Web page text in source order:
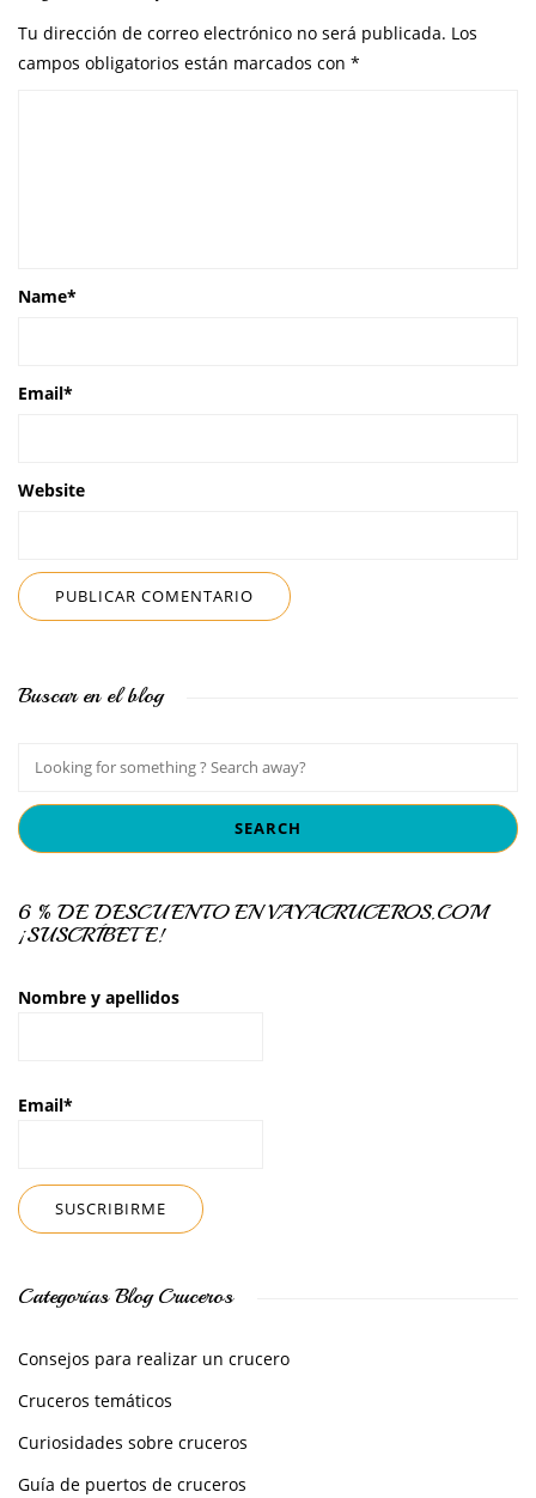
Tu dirección de correo electrónico no será publicada. Los
campos obligatorios están marcados con *
Name*
Email*
Website
Buscar en el blog
6 % DE DESCUENTO EN VAYACRUCEROS.COM
¡SUSCRÍBETE!
Nombre y apellidos
Email*
Categorías Blog Cruceros
Consejos para realizar un crucero
Cruceros temáticos
Curiosidades sobre cruceros
Guía de puertos de cruceros